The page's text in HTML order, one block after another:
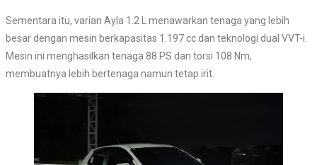
Sementara itu, varian Ayla 1.2 L menawarkan tenaga yang lebih
besar dengan mesin berkapasitas 1.197 cc dan teknologi dual VVT-i.
Mesin ini menghasilkan tenaga 88 PS dan torsi 108 Nm,
membuatnya lebih bertenaga namun tetap irit.